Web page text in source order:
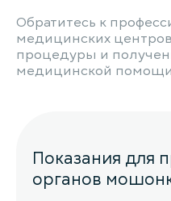
Обратитесь к
медицинских
процедуры и
медицинской
Показания для
органов